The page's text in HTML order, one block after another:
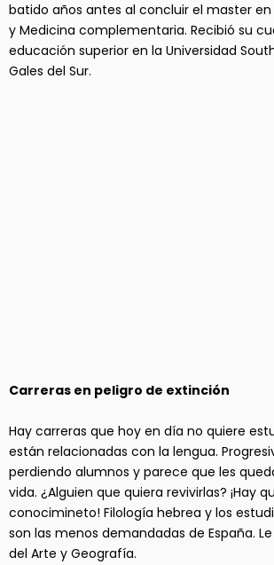
batido años antes al concluir el master en
y Medicina complementaria. Recibió su
educación superior en la Universidad
Gales del Sur.
Carreras en peligro de extinción
Hay carreras que hoy en día no quiere
están relacionadas con la lengua.
perdiendo alumnos y parece que les
vida. ¿Alguien que quiera revivirlas? ¡Hay
conocimineto! Filología hebrea y los
son las menos demandadas de España.
del Arte y Geografía.